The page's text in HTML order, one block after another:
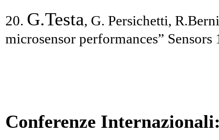
20. G.Testa, G. Persichetti,
microsensor performances”
Conferenze